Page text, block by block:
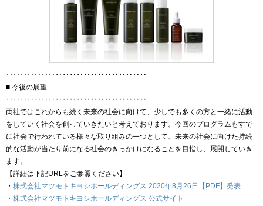
‥‥‥‥‥‥‥‥‥‥‥‥‥‥‥‥‥‥‥‥
■ 今後の展望
‥‥‥‥‥‥‥‥‥‥‥‥‥‥‥‥‥‥‥‥
両社ではこれからも続く未来の社会に向けて、少しでも多くの方と一緒に活動
をしていく社会を創っていきたいと考えております。今回のプログラムもすで
に社会で行われている様々な取り組みの一つとして、未来の社会に向けた持続
的な活動が当たり前になる社会のきっかけになることを目指し、展開していき
ます。
【詳細は下記URLをご参照ください】
・ 株式会社マツモトキヨシホールディングス 2020年8月26日【PDF】発表
・ 株式会社マツモトキヨシホールディングス 公式サイト